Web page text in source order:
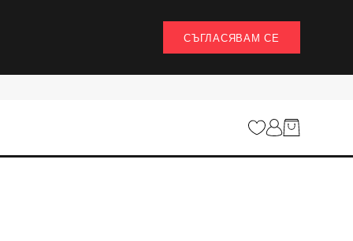
СЪГЛАСЯВАМ СЕ